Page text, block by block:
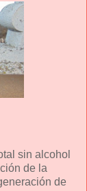
sin alcohol
de la
de